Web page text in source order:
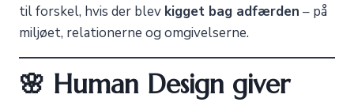
til forskel, hvis der blev kigget bag adfærden – på
miljøet, relationerne og omgivelserne.
🌸 Human Design giver